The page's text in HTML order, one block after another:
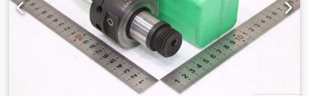
vypnutím, akustické/optické - Asistent pro rozjezd do kopce
Auto Hill Assist, vyrovnávání naklonění přes přední
nápravu - Hlavní vypínač baterie s automatickým
odpojením baterie - Vzduchový filtr s automatickým
odstraňováním prachu - Centrální systém mazání, přístup k
mazacím bodům na teleskopu bez použití nářadí - Pracovní